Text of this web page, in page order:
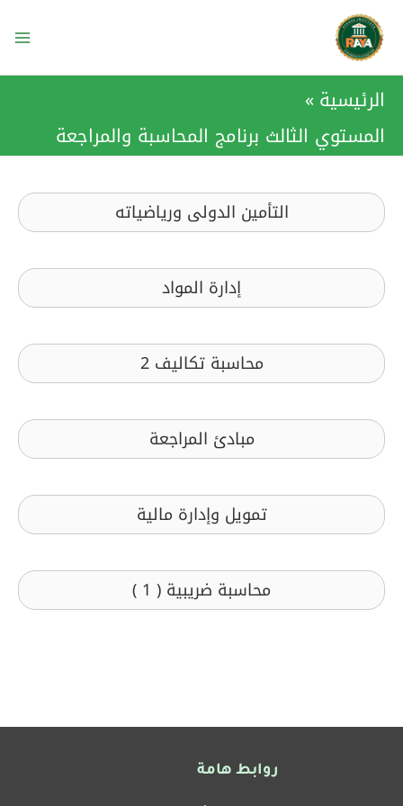
المحتوى
الرئيسية
المستوي الثالث برنامج المحاسبة والمراجعة
التأمين الدولى ورياضياته
إدارة المواد
محاسبة تكاليف 2
مبادئ المراجعة
تمويل وإدارة مالية
محاسبة ضريبية ( 1 )
روابط هامة